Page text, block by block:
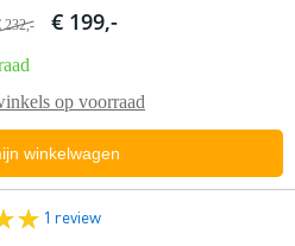
232,- € 199,-
op voorraad
winkelwagen
1 review